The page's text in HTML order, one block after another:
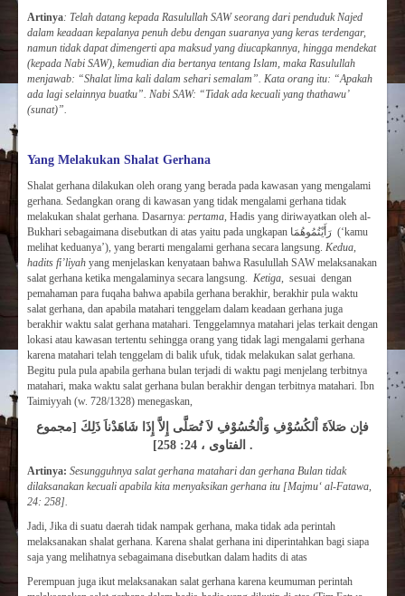
Artinya: Telah datang kepada Rasulullah SAW seorang dari penduduk Najed
dalam keadaan kepalanya penuh debu dengan suaranya yang keras terdengar,
namun tidak dapat dimengerti apa maksud yang diucapkannya, hingga mendekat
(kepada Nabi SAW), kemudian dia bertanya tentang Islam, maka Rasulullah
menjawab: “Shalat lima kali dalam sehari semalam”. Kata orang itu: “Apakah
ada lagi selainnya buatku”. Nabi SAW: “Tidak ada kecuali yang thathawu’
(sunat)”.
Yang Melakukan Shalat Gerhana
Shalat gerhana dilakukan oleh orang yang berada pada kawasan yang mengalami
gerhana. Sedangkan orang di kawasan yang tidak mengalami gerhana tidak
melakukan shalat gerhana. Dasarnya: pertama, Hadis yang diriwayatkan oleh al-
Bukhari sebagaimana disebutkan di atas yaitu pada ungkapan رَأَيْتُمُوهُمَا (‘kamu
melihat keduanya’), yang berarti mengalami gerhana secara langsung. Kedua,
hadits fi’liyah yang menjelaskan kenyataan bahwa Rasulullah SAW melaksanakan
salat gerhana ketika mengalaminya secara langsung. Ketiga, sesuai dengan
pemahaman para fuqaha bahwa apabila gerhana berakhir, berakhir pula waktu
salat gerhana, dan apabila matahari tenggelam dalam keadaan gerhana juga
berakhir waktu salat gerhana matahari. Tenggelamnya matahari jelas terkait dengan
lokasi atau kawasan tertentu sehingga orang yang tidak lagi mengalami gerhana
karena matahari telah tenggelam di balik ufuk, tidak melakukan salat gerhana.
Begitu pula pula apabila gerhana bulan terjadi di waktu pagi menjelang terbitnya
matahari, maka waktu salat gerhana bulan berakhir dengan terbitnya matahari. Ibn
Taimiyyah (w. 728/1328) menegaskan,
فإن صَلاَةَ اْلكُسُوْفِ وَاْلخُسُوْفِ لاَ تُصَلَّى إِلاَّ إِذَا شَاهَدْناَ ذَلِكَ [مجموع
الفتاوى ، 24: 258] .
Artinya: Sesungguhnya salat gerhana matahari dan gerhana Bulan tidak
dilaksanakan kecuali apabila kita menyaksikan gerhana itu [Majmu‘ al-Fatawa,
24: 258].
Jadi, Jika di suatu daerah tidak nampak gerhana, maka tidak ada perintah
melaksanakan shalat gerhana. Karena shalat gerhana ini diperintahkan bagi siapa
saja yang melihatnya sebagaimana disebutkan dalam hadits di atas
Perempuan juga ikut melaksanakan salat gerhana karena keumuman perintah